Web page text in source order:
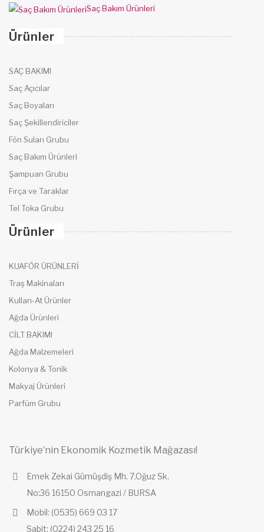
Saç Bakım Ürünleri
Ürünler
SAÇ BAKIMI
Saç Açıcılar
Saç Boyaları
Saç Şekillendiriciler
Fön Suları Grubu
Saç Bakım Ürünleri
Şampuan Grubu
Fırça ve Taraklar
Tel Toka Grubu
Ürünler
KUAFÖR ÜRÜNLERİ
Traş Makinaları
Kullan-At Ürünler
Ağda Ürünleri
CİLT BAKIMI
Ağda Malzemeleri
Kolonya & Tonik
Makyaj Ürünleri
Parfüm Grubu
Türkiye’nin Ekonomik Kozmetik Mağazası!
Emek Zekai Gümüşdiş Mh. 7.Oğuz Sk.
No:36 16150 Osmangazi / BURSA
Mobil: (0535) 669 03 17
Sabit: (0224) 243 25 16